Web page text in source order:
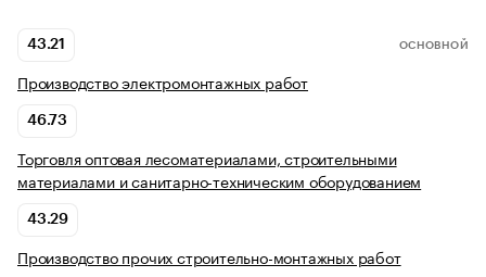
43.21 ОСНОВНОЙ
Производство электромонтажных работ
46.73
Торговля оптовая лесоматериалами, строительными
материалами и санитарно-техническим оборудованием
43.29
Производство прочих строительно-монтажных работ